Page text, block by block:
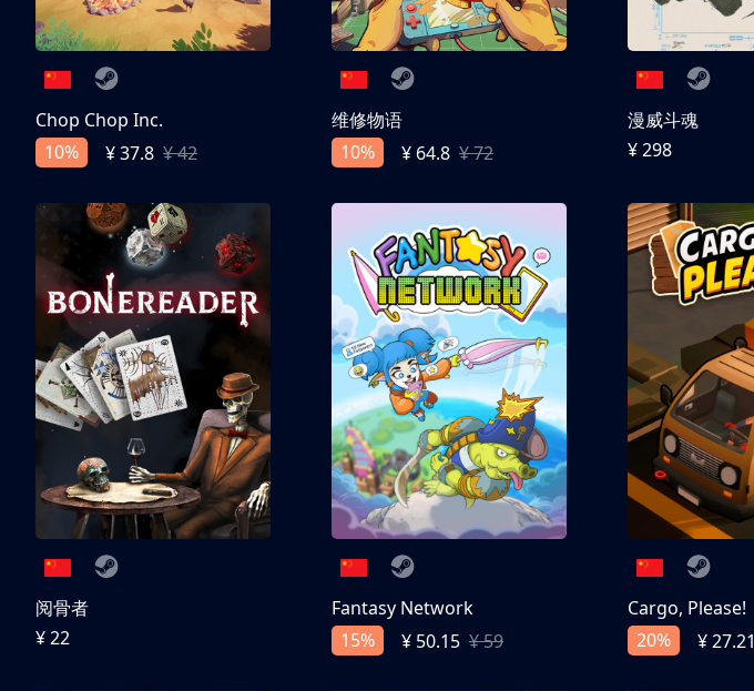
Chop Chop Inc.
10%
¥ 37.8 ¥ 42
维修物语
10%
¥ 64.8 ¥ 72
漫威斗魂
¥ 298
阅骨者
¥ 22
Fantasy Network
15%
¥ 50.15 ¥ 59
Cargo, Please!
20%
¥ 27.21